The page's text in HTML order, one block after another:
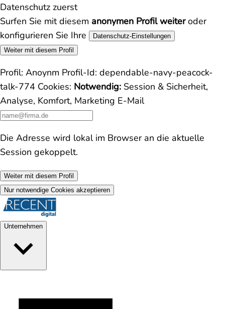
Datenschutz zuerst
Surfen Sie mit diesem anonymen Profil weiteroder
konfigurieren Sie Ihre
Datenschutz-Einstellungen
Weiter mit diesem Profil
Profil: Anoynm Profil-Id: dependable-navy-peacock-
talk-774 Cookies: Notwendig: Session & Sicherheit,
Analyse, Komfort, Marketing E-Mail
Die Adresse wird lokal im Browser an die aktuelle
Session gekoppelt.
Weiter mit diesem Profil
Nur notwendige Cookies akzeptieren
Unternehmen